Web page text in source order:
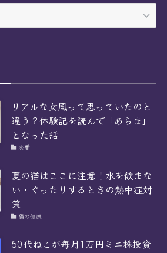
リアルな女風って思っていたのと
違う？体験記を読んで「あらま」
となった話
恋愛
夏の猫はここに注意！水を飲まな
い・ぐったりするときの熱中症対
策
猫の健康
50代ねこが毎月1万円ミニ株投資